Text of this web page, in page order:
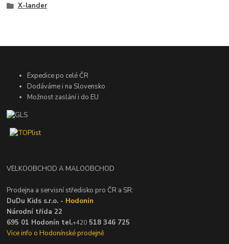
X-lander
Expedice po celé ČR
Dodáváme i na Slovensko
Možnost zaslání i do EU
VELKOOBCHOD A MALOOBCHOD
Prodejna a servisní středisko pro ČR a SR:
DuDu Kids s.r.o. - Hodonín
Národní třída 22
695 01 Hodonín tel.+420 518 346 725
Vice info o Hodonínské prodejně